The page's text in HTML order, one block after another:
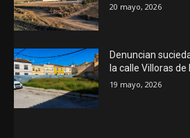
20 mayo, 2026
Denuncian
la calle Villoras de
19 mayo, 2026